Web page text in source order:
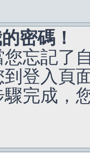
密碼！
忘記了
到登入頁
完成，